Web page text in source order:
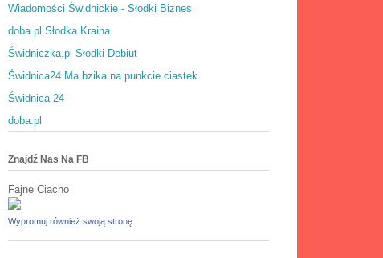
Wiadomości Świdnickie - Słodki Biznes
doba.pl Słodka Kraina
Świdniczka.pl Słodki Debiut
Świdnica24 Ma bzika na punkcie ciastek
Świdnica 24
doba.pl
Znajdź Nas Na FB
Fajne Ciacho
Wypromuj również swoją stronę